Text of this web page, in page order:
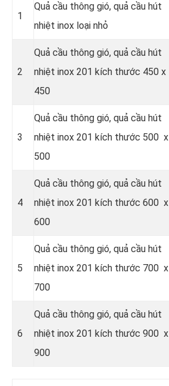
1
Quả cầu thông gió, quả cầu hút
nhiệt inox loại nhỏ
2
Quả cầu thông gió, quả cầu hút
nhiệt inox 201 kích thước 450 x
450
3
Quả cầu thông gió, quả cầu hút
nhiệt inox 201 kích thước 500 x
500
4
Quả cầu thông gió, quả cầu hút
nhiệt inox 201 kích thước 600 x
600
5
Quả cầu thông gió, quả cầu hút
nhiệt inox 201 kích thước 700 x
700
6
Quả cầu thông gió, quả cầu hút
nhiệt inox 201 kích thước 900 x
900